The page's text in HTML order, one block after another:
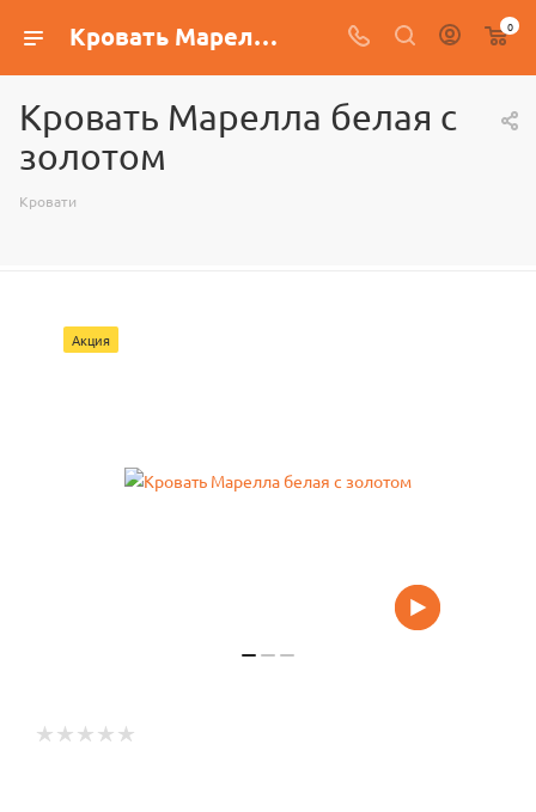
Кровать Марелла белая с золотом 0
Кровать Марелла белая с
золотом
Кровати
Акция